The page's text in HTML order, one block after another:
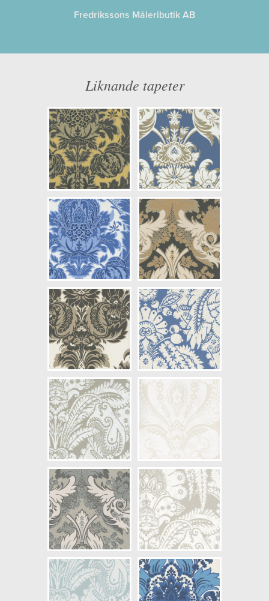
Information
Längd x Bredd: 10,00 x 53,00
Artikelnummer: 94/2013
NCS Bottenkulör: S2030-Y10R
Färg: Vitaktig, Gul
Mönster: Medaljong
Struktur: Slät, Limtryck
Cirkapris: 3448,00 kr
(Kontakta din färghandlare för
exakt pris.)
Fredrikssons Måleributik AB
Liknande tapeter